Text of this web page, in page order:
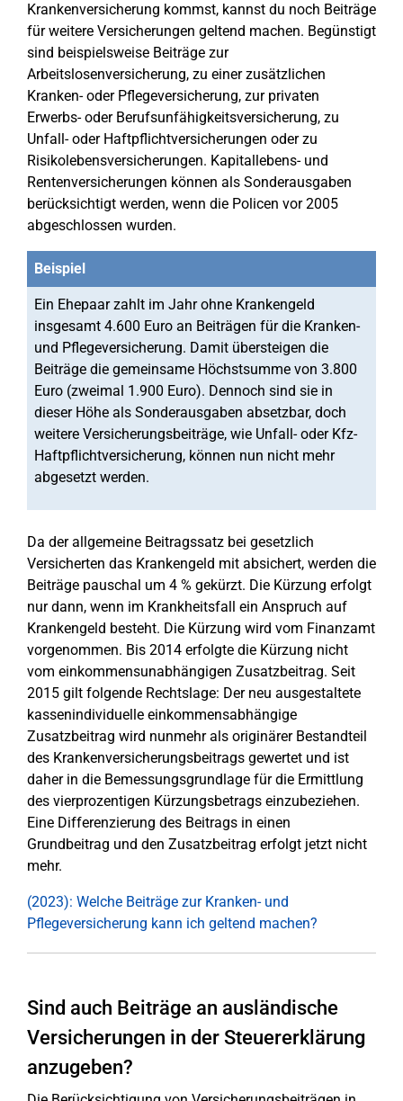
Krankenversicherung kommst, kannst du noch Beiträge
für weitere Versicherungen geltend machen. Begünstigt
sind beispielsweise Beiträge zur
Arbeitslosenversicherung, zu einer zusätzlichen
Kranken- oder Pflegeversicherung, zur privaten
Erwerbs- oder Berufsunfähigkeitsversicherung, zu
Unfall- oder Haftpflichtversicherungen oder zu
Risikolebensversicherungen. Kapitallebens- und
Rentenversicherungen können als Sonderausgaben
berücksichtigt werden, wenn die Policen vor 2005
abgeschlossen wurden.
Beispiel
Ein Ehepaar zahlt im Jahr ohne Krankengeld
insgesamt 4.600 Euro an Beiträgen für die Kranken-
und Pflegeversicherung. Damit übersteigen die
Beiträge die gemeinsame Höchstsumme von 3.800
Euro (zweimal 1.900 Euro). Dennoch sind sie in
dieser Höhe als Sonderausgaben absetzbar, doch
weitere Versicherungsbeiträge, wie Unfall- oder Kfz-
Haftpflichtversicherung, können nun nicht mehr
abgesetzt werden.
Da der allgemeine Beitragssatz bei gesetzlich
Versicherten das Krankengeld mit absichert, werden die
Beiträge pauschal um 4 % gekürzt. Die Kürzung erfolgt
nur dann, wenn im Krankheitsfall ein Anspruch auf
Krankengeld besteht. Die Kürzung wird vom Finanzamt
vorgenommen. Bis 2014 erfolgte die Kürzung nicht
vom einkommensunabhängigen Zusatzbeitrag. Seit
2015 gilt folgende Rechtslage: Der neu ausgestaltete
kassenindividuelle einkommensabhängige
Zusatzbeitrag wird nunmehr als originärer Bestandteil
des Krankenversicherungsbeitrags gewertet und ist
daher in die Bemessungsgrundlage für die Ermittlung
des vierprozentigen Kürzungsbetrags einzubeziehen.
Eine Differenzierung des Beitrags in einen
Grundbeitrag und den Zusatzbeitrag erfolgt jetzt nicht
mehr.
(2023): Welche Beiträge zur Kranken- und
Pflegeversicherung kann ich geltend machen?
Sind auch Beiträge an ausländische
Versicherungen in der Steuererklärung
anzugeben?